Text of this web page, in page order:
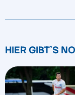
HIER GIBT'S